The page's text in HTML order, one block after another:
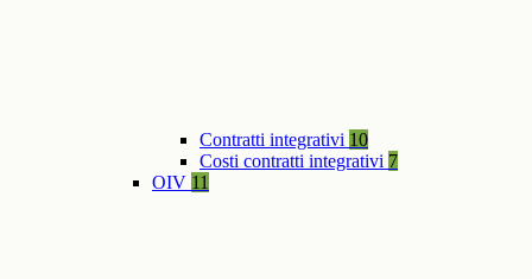
Contratti integrativi 10
Costi contratti integrativi 7
OIV 11